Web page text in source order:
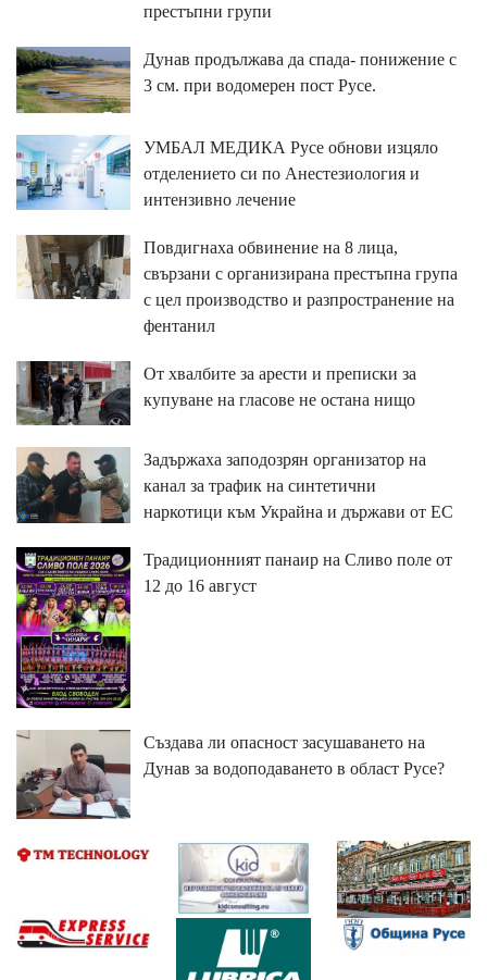
престъпни групи
Дунав продължава да спада- понижение с
3 см. при водомерен пост Русе.
УМБАЛ МЕДИКА Русе обнови изцяло
отделението си по Анестезиология и
интензивно лечение
Повдигнаха обвинение на 8 лица,
свързани с организирана престъпна група
с цел производство и разпространение на
фентанил
От хвалбите за арести и преписки за
купуване на гласове не остана нищо
Задържаха заподозрян организатор на
канал за трафик на синтетични
наркотици към Украйна и държави от ЕС
Традиционният панаир на Сливо поле от
12 до 16 август
Създава ли опасност засушаването на
Дунав за водоподаването в област Русе?